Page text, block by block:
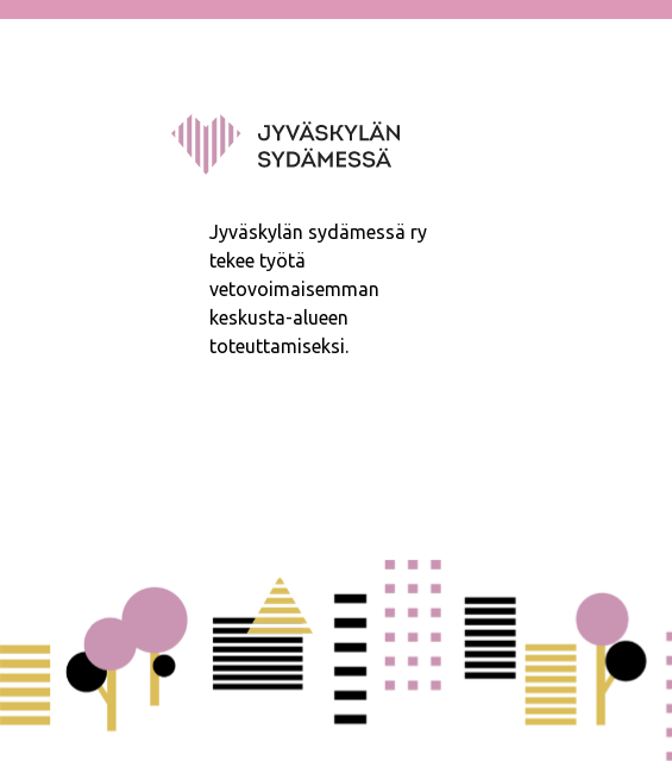
Jyväskylän sydämessä ry
tekee työtä
vetovoimaisemman
keskusta-alueen
toteuttamiseksi.